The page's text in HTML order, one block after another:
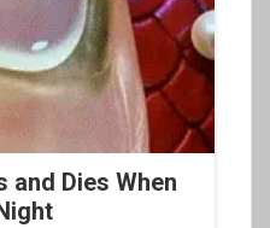
and Dies When